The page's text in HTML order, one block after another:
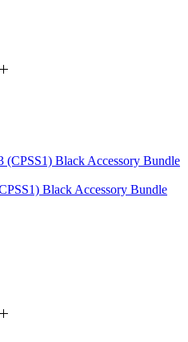
Black Accessory Bundle